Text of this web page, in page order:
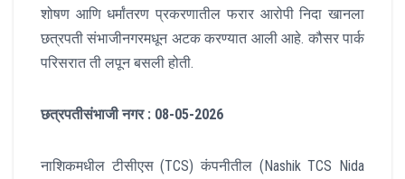
शोषण आणि धर्मांतरण प्रकरणातील फरार आरोपी निदा खानला
छत्रपती संभाजीनगरमधून अटक करण्यात आली आहे. कौसर पार्क
परिसरात ती लपून बसली होती.
छत्रपतीसंभाजी नगर : 08-05-2026
नाशिकमधील टीसीएस (TCS) कंपनीतील (Nashik TCS Nida